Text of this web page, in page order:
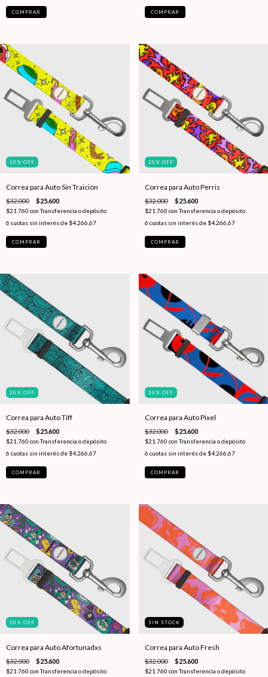
20 % OFF
Correa para Auto Sin Traición
$32.000 $25.600
$21.760 con Transferencia o depósito
6 cuotas sin interés de $4.266,67
20 % OFF
Correa para Auto Perris
$32.000 $25.600
$21.760 con Transferencia o depósito
6 cuotas sin interés de $4.266,67
20 % OFF
Correa para Auto Tiff
$32.000 $25.600
$21.760 con Transferencia o depósito
6 cuotas sin interés de $4.266,67
20 % OFF
Correa para Auto Pixel
$32.000 $25.600
$21.760 con Transferencia o depósito
6 cuotas sin interés de $4.266,67
20 % OFF
Correa para Auto Afortunadxs
$32.000 $25.600
$21.760 con Transferencia o depósito
SIN STOCK
Correa para Auto Fresh
$32.000 $25.600
$21.760 con Transferencia o depósito